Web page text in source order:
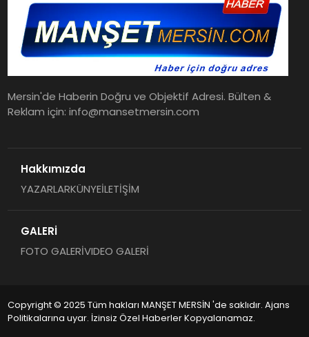
Mersin'de Haberin Doğru ve Objektif Adresi. Bülten &
Reklam için: info@mansetmersin.com
Hakkımızda
YAZARLARKÜNYEİLETİŞİM
GALERİ
FOTO GALERİVIDEO GALERİ
Copyright © 2025 Tüm hakları MANŞET MERSİN 'de saklıdır. Ajans
Politikalarına uyar. İzinsiz Özel Haberler Kopyalanamaz.